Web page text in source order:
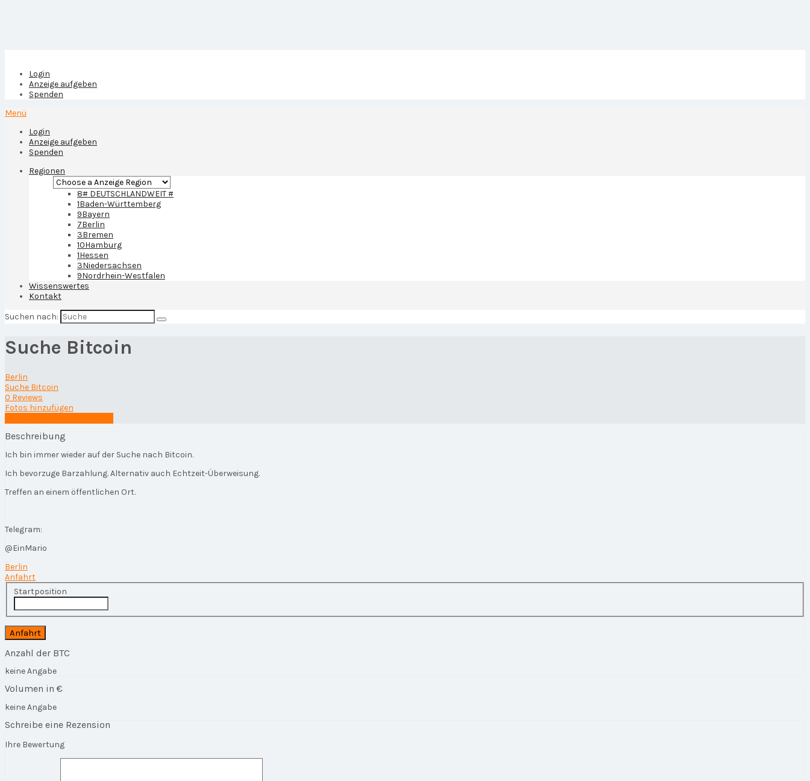
Login
Anzeige aufgeben
Spenden
Menü
Login
Anzeige aufgeben
Spenden
Regionen
8# DEUTSCHLANDWEIT #
1Baden-Württemberg
9Bayern
7Berlin
3Bremen
10Hamburg
1Hessen
3Niedersachsen
9Nordrhein-Westfalen
Wissenswertes
Kontakt
Suchen nach:
Suche Bitcoin
Berlin
Suche Bitcoin
0 Reviews
Fotos hinzufügen
Beschreibung
Ich bin immer wieder auf der Suche nach Bitcoin.
Ich bevorzuge Barzahlung. Alternativ auch Echtzeit-Überweisung.
Treffen an einem öffentlichen Ort.
Telegram:
@EinMario
Berlin
Anfahrt
Startposition
Anzahl der BTC
keine Angabe
Volumen in €
keine Angabe
Schreibe eine Rezension
Ihre Bewertung